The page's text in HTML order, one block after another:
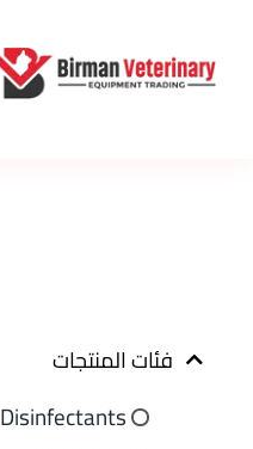
content
فئات المنتجات
Disinfectants